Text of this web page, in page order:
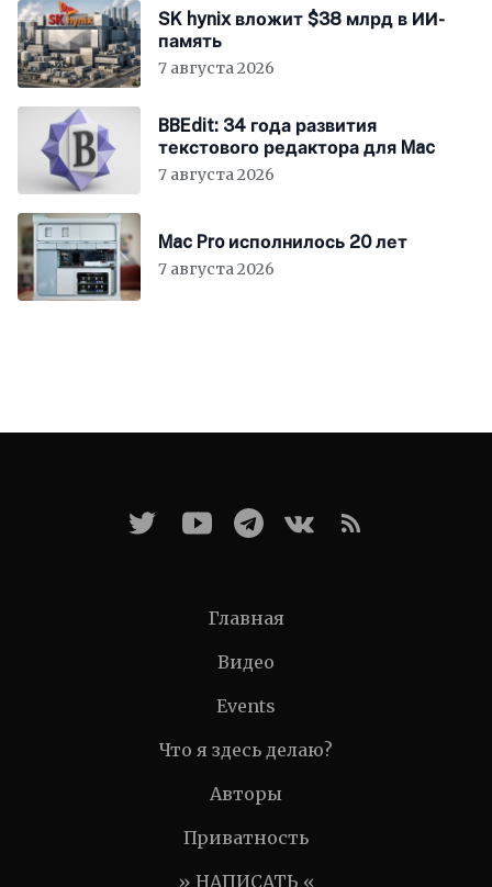
SK hynix вложит $38 млрд в ИИ-
память
7 августа 2026
BBEdit: 34 года развития
текстового редактора для Mac
7 августа 2026
Mac Pro исполнилось 20 лет
7 августа 2026
Главная
Видео
Events
Что я здесь делаю?
Авторы
Приватность
» НАПИСАТЬ «